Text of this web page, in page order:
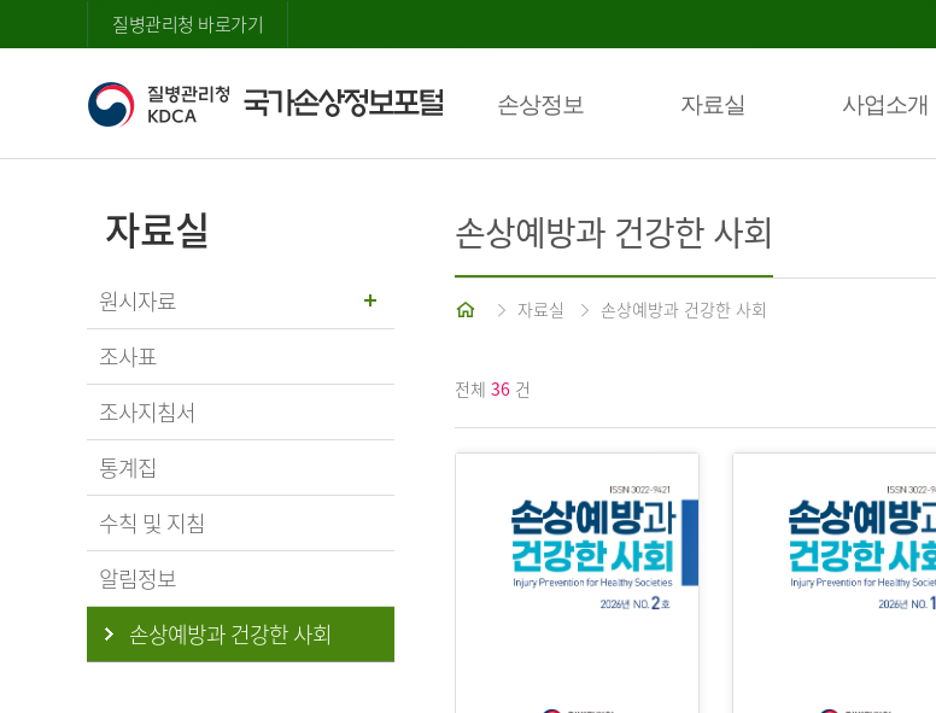
질병관리청 바로가기
손상정보 자료실 사업소개
자료실
원시자료
조사표
조사지침서
통계집
수칙 및 지침
알림정보
손상예방과 건강한 사회
손상예방과 건강한 사회
홈 자료실 손상예방과 건강한 사회
전체 36 건